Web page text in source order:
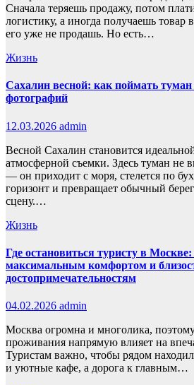
Сначала теряешь продажу, потом
логистику, а иногда получаешь товар
его уже не продашь. Но есть…
Жизнь
Сахалин весной: как поймать
фотографий
12.03.2026 admin
Весной Сахалин становится
атмосферной съемки. Здесь туман не
— он приходит с моря, стелется по
горизонт и превращает обычный
сцену.…
Жизнь
Где остановиться туристу в
максимальным комфортом и
достопримечательностям
04.02.2026 admin
Москва огромна и многолика,
проживания напрямую влияет на
Туристам важно, чтобы рядом
и уютные кафе, а дорога к главным…